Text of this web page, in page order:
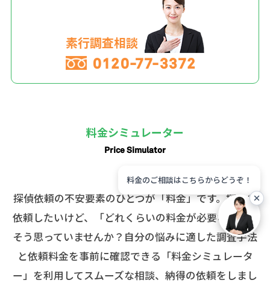
素行調査相談
0120-77-3372
料金シミュレーター
Price Simulator
探偵依頼の不安要素のひとつが「料金」です。探偵に
依頼したいけど、「どれくらいの料金が必要なのか」
そう思っていませんか？自分の悩みに適した調査手法
と依頼料金を事前に確認できる「料金シミュレータ
ー」を利用してスムーズな相談、納得の依頼をしまし
料金のご相談はこちらからどうぞ！